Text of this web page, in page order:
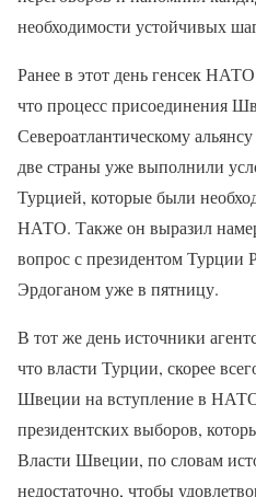
необходимости устойчивых
Ранее в этот день генсек
что процесс присоединения
Североатлантическому
две страны уже выполнили
Турцией, которые были
НАТО. Также он выразил
вопрос с президентом
Эрдоганом уже в пятницу.
В тот же день источники
что власти Турции, скорее
Швеции на вступление в
президентских выборов,
Власти Швеции, по словам
недостаточно, чтобы